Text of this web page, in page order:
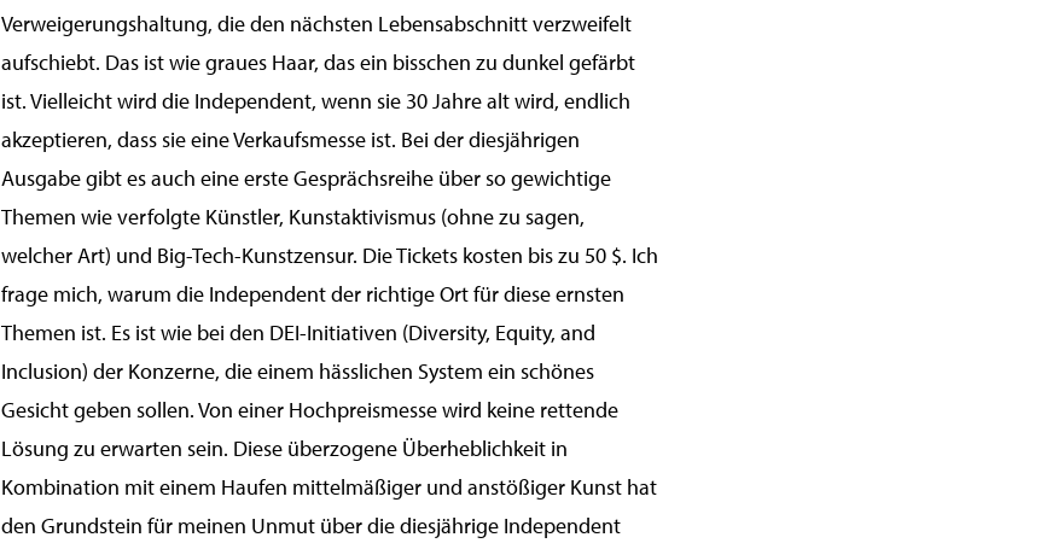
Verweigerungshaltung, die den nächsten Lebensabschnitt verzweifelt
aufschiebt. Das ist wie graues Haar, das ein bisschen zu dunkel gefärbt
ist. Vielleicht wird die Independent, wenn sie 30 Jahre alt wird, endlich
akzeptieren, dass sie eine Verkaufsmesse ist. Bei der diesjährigen
Ausgabe gibt es auch eine erste Gesprächsreihe über so gewichtige
Themen wie verfolgte Künstler, Kunstaktivismus (ohne zu sagen,
welcher Art) und Big-Tech-Kunstzensur. Die Tickets kosten bis zu 50 $. Ich
frage mich, warum die Independent der richtige Ort für diese ernsten
Themen ist. Es ist wie bei den DEI-Initiativen (Diversity, Equity, and
Inclusion) der Konzerne, die einem hässlichen System ein schönes
Gesicht geben sollen. Von einer Hochpreismesse wird keine rettende
Lösung zu erwarten sein. Diese überzogene Überheblichkeit in
Kombination mit einem Haufen mittelmäßiger und anstößiger Kunst hat
den Grundstein für meinen Unmut über die diesjährige Independent